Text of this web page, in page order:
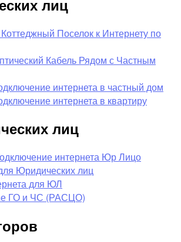
лиц
Поселок к Интернету по
Кабель Рядом с Частным
интернета в частный дом
интернета в квартиру
лиц
интернета Юр Лицо
Юридических лиц
для ЮЛ
ГО и ЧС (РАСЦО)